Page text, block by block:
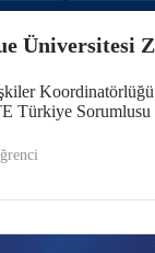
Üniversitesi
Türkiye Sorumlusu
dünyanın